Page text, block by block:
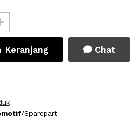
Keranjang Chat
/Sparepart